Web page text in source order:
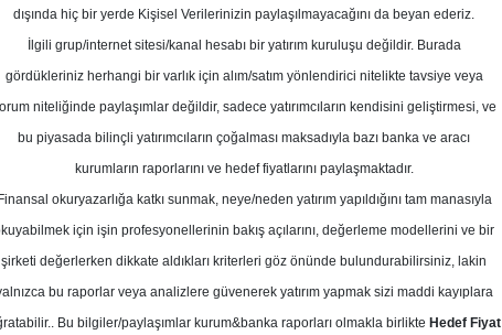
dışında hiç bir yerde Kişisel Verilerinizin paylaşılmayacağını da beyan ederiz.
İlgili grup/internet sitesi/kanal hesabı bir yatırım kuruluşu değildir. Burada
gördükleriniz herhangi bir varlık için alım/satım yönlendirici nitelikte tavsiye veya
niteliğinde paylaşımlar değildir, sadece yatırımcıların kendisini geliştirmesi, ve
bu piyasada bilinçli yatırımcıların çoğalması maksadıyla bazı banka ve aracı
kurumların raporlarını ve hedef fiyatlarını paylaşmaktadır.
Finansal okuryazarlığa katkı sunmak, neye/neden yatırım yapıldığını tam manasıyla
için işin profesyonellerinin bakış açılarını, değerleme modellerini ve bir
şirketi değerlerken dikkate aldıkları kriterleri göz önünde bulundurabilirsiniz, lakin
bu raporlar veya analizlere güvenerek yatırım yapmak sizi maddi kayıplara
Bu bilgiler/paylaşımlar kurum&banka raporları olmakla birlikte Hedef Fiyat